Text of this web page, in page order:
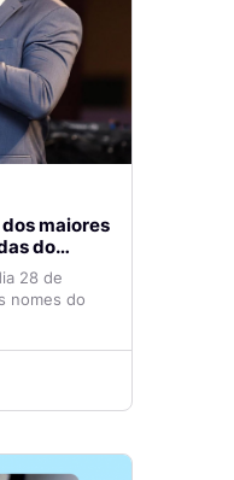
maiores
28 de
nomes do